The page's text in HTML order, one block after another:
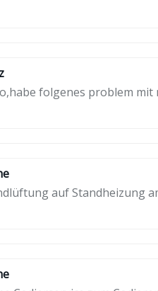
folgenes problem
auf Standheizung